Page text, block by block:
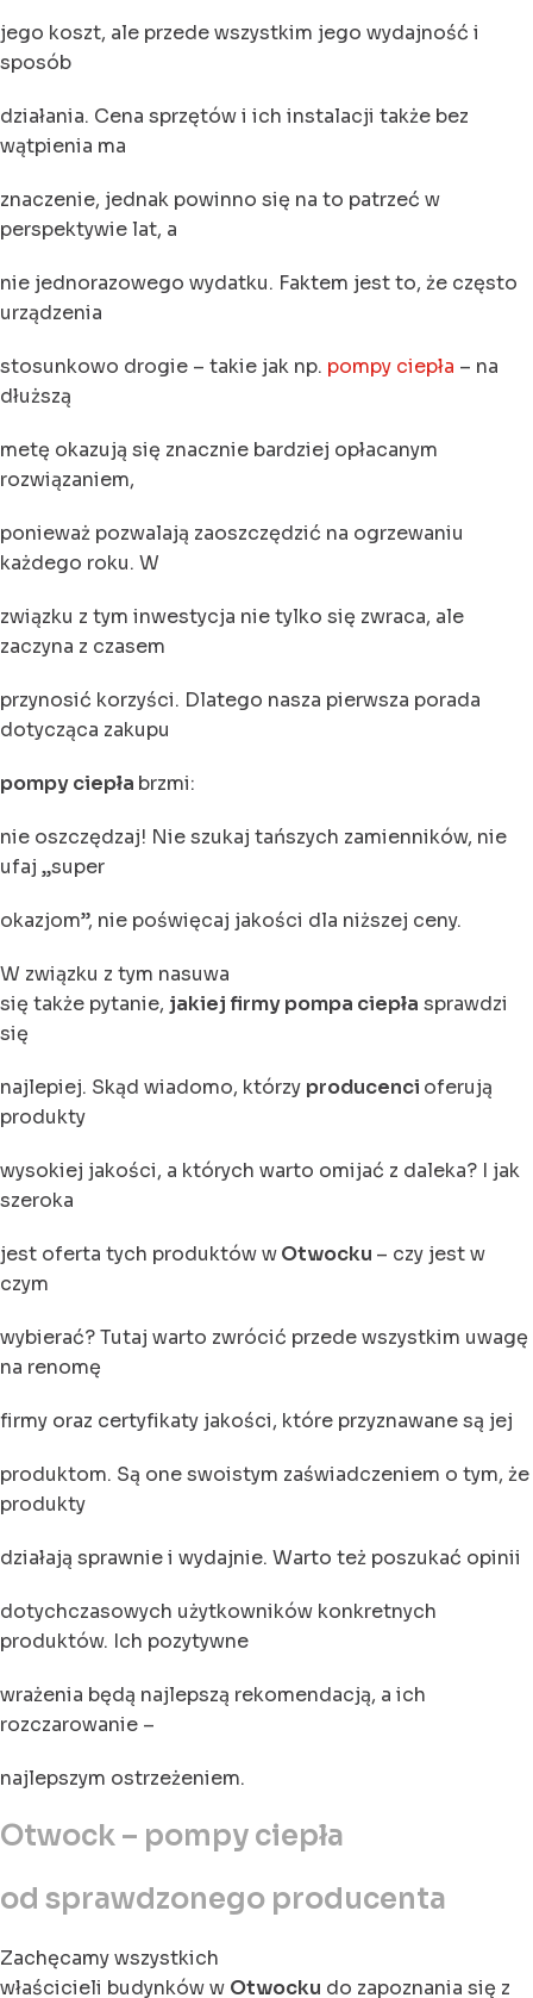
jego koszt, ale przede wszystkim jego wydajność i
sposób
działania. Cena sprzętów i ich instalacji także bez
wątpienia ma
znaczenie, jednak powinno się na to patrzeć w
perspektywie lat, a
nie jednorazowego wydatku. Faktem jest to, że często
urządzenia
stosunkowo drogie – takie jak np. pompy ciepła – na
dłuższą
metę okazują się znacznie bardziej opłacanym
rozwiązaniem,
ponieważ pozwalają zaoszczędzić na ogrzewaniu
każdego roku. W
związku z tym inwestycja nie tylko się zwraca, ale
zaczyna z czasem
przynosić korzyści. Dlatego nasza pierwsza porada
dotycząca zakupu
pompy ciepła brzmi:
nie oszczędzaj! Nie szukaj tańszych zamienników, nie
ufaj „super
okazjom”, nie poświęcaj jakości dla niższej ceny.
W związku z tym nasuwa
się także pytanie, jakiej firmy pompa ciepła sprawdzi
się
najlepiej. Skąd wiadomo, którzy producenci oferują
produkty
wysokiej jakości, a których warto omijać z daleka? I jak
szeroka
jest oferta tych produktów wOtwocku – czy jest w
czym
wybierać? Tutaj warto zwrócić przede wszystkim uwagę
na renomę
firmy oraz certyfikaty jakości, które przyznawane są jej
produktom. Są one swoistym zaświadczeniem o tym, że
produkty
działają sprawnie i wydajnie. Warto też poszukać opinii
dotychczasowych użytkowników konkretnych
produktów. Ich pozytywne
wrażenia będą najlepszą rekomendacją, a ich
rozczarowanie –
najlepszym ostrzeżeniem.
Otwock – pompy ciepła
od sprawdzonego producenta
Zachęcamy wszystkich
właścicieli budynków w Otwocku do zapoznania się z